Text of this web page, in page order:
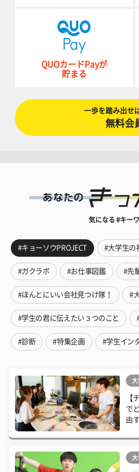
QUOカードPayが
貯まる
一歩を踏み出せ
無料会
気になる #キー
#キョーソウPROJECT #大学生の
#ガクラボ #お仕事図鑑 #先
#ほんとにいい会社見つけ隊！ #
#学生の君に伝えたい３つのこと
#診断 #特集企画 #学生イン
大
【
で
由す
大